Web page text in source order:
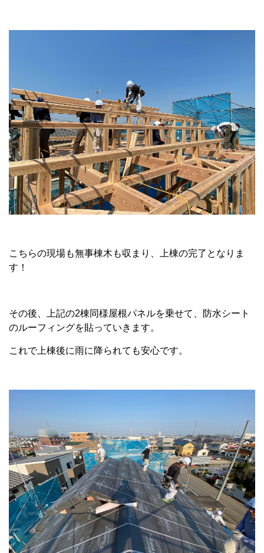
こちらの現場も無事棟木も収まり、上棟の完了となりま
す！
その後、上記の2棟同様屋根パネルを乗せて、防水シート
のルーフィングを貼っていきます。
これで上棟後に雨に降られても安心です。